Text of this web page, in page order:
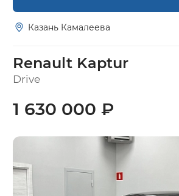
Казань Камалеева
Renault Kaptur
Drive
1 630 000 ₽